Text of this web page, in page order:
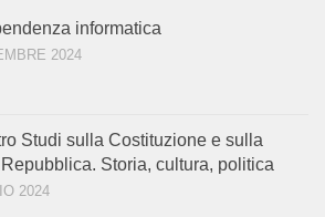
informatica
2024
Studi sulla Costituzione e sulla
Storia, cultura, politica
2024